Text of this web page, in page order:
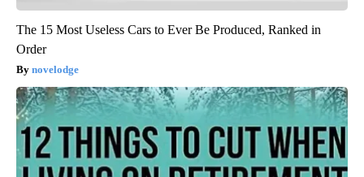
The 15 Most Useless Cars to Ever Be Produced, Ranked in
Order
novelodge